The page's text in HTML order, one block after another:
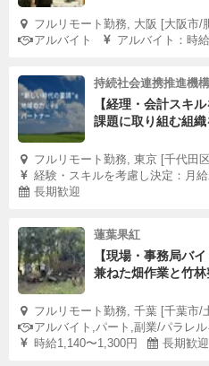
フルリモート勤務, 大阪 [大阪市/
アルバイト
アルバイト：時
持続社会連携推進機
【経理・会計スキ
課題に取り組む組
フルリモート勤務, 東京 [千代田
経験・スキルを考慮し決定：月
長期歓迎
蓮葉果紅
【現場・事務局バ
兼ねた畑作業と竹林
フルリモート勤務, 千葉 [千葉市/
アルバイト,パート,副業/パラレ
時給1,140〜1,300円
長期歓迎